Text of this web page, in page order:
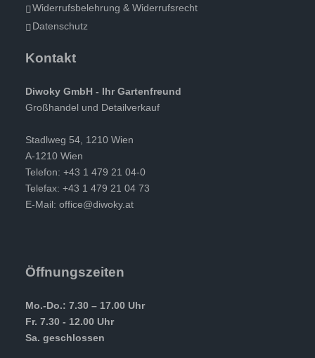
Widerrufsbelehrung & Widerrufsrecht
Datenschutz
Kontakt
Diwoky GmbH - Ihr Gartenfreund
Großhandel und Detailverkauf
Stadlweg 54, 1210 Wien
A-1210 Wien
Telefon: +43 1 479 21 04-0
Telefax: +43 1 479 21 04 73
E-Mail: office@diwoky.at
Öffnungszeiten
Mo.-Do.: 7.30 – 17.00 Uhr
Fr. 7.30 - 12.00 Uhr
Sa. geschlossen